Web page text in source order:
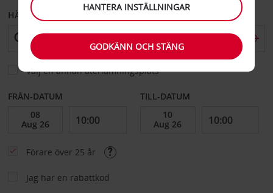
HÄMTA FRÅN
Välj en annan återlämningsplats
FRÅN-DATUM TILL-DATUM
Förare över 25 år
Jag har en rabattkod
HANTERA INSTÄLLNINGAR
GODKÄNN OCH STÄNG